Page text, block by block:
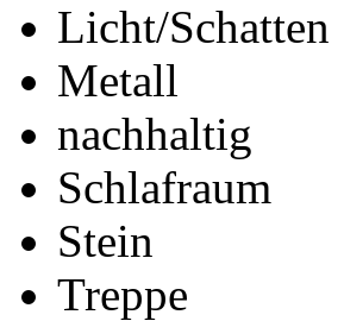
Licht/Schatten
Metall
nachhaltig
Schlafraum
Stein
Treppe